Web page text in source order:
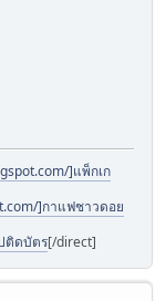
]แพ็กเก
]กาแฟชาวดอย
ติดบัตร[/direct]